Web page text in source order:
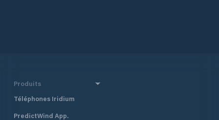
Produits
Téléphones Iridium
PredictWind App.